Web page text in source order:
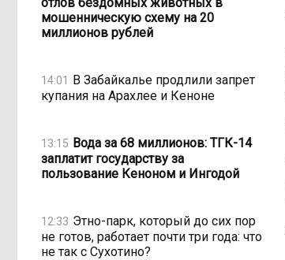
мошенническую схему на 20
миллионов рублей
14:01 В Забайкалье продлили запрет
купания на Арахлее и Кеноне
13:15 Вода за 68 миллионов: ТГК-14
заплатит государству за
пользование Кеноном и Ингодой
12:33 Этно-парк, который до сих пор
не готов, работает почти три года: что
не так с Сухотино?